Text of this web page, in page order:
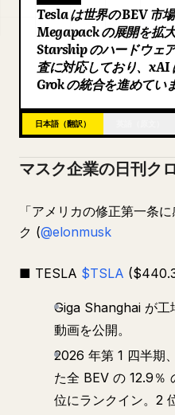
ダウンロード
ブログ
更新情報
Tesla は世界の BEV 市
Megapack の展開を拡
Starship のハードウェ
査に対応しており、xAI
Grok の統合を進めてい
日本語（翻訳）
マスク企業の日刊ク
「アメリカの修正第一条
ク (@elonmusk
■ TESLA $TSLA
Giga Shanghai が工
動画を公開。
2026 年第 1 四半期
た全 BEV の 12.9％
位にランクイン。2